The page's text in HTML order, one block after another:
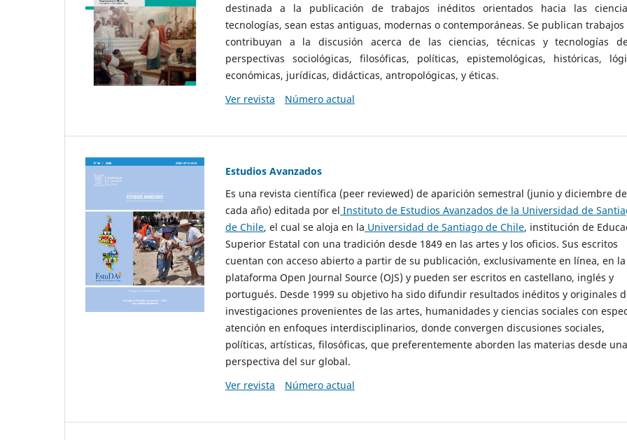
destinada a la publicación de trabajos inéditos orientados hacia las
tecnologías, sean estas antiguas, modernas o contemporáneas. Se publican
contribuyan a la discusión acerca de las ciencias, técnicas y tecnologías
perspectivas sociológicas, filosóficas, políticas, epistemológicas, históricas,
económicas, jurídicas, didácticas, antropológicas, y éticas.
Ver revista
Número actual
Estudios Avanzados
Es una revista científica (peer reviewed) de aparición semestral (junio y diciembre de
cada año) editada por el Instituto de Estudios Avanzados de la Universidad de
de Chile, el cual se aloja en la Universidad de Santiago de Chile, institución de
Superior Estatal con una tradición desde 1849 en las artes y los oficios. Sus escritos
cuentan con acceso abierto a partir de su publicación, exclusivamente en línea, en la
plataforma Open Journal Source (OJS) y pueden ser escritos en castellano, inglés y
portugués. Desde 1999 su objetivo ha sido difundir resultados inéditos y originales
investigaciones provenientes de las artes, humanidades y ciencias sociales con
atención en enfoques interdisciplinarios, donde convergen discusiones sociales,
políticas, artísticas, filosóficas, que preferentemente aborden las materias desde una
perspectiva del sur global.
Ver revista
Número actual